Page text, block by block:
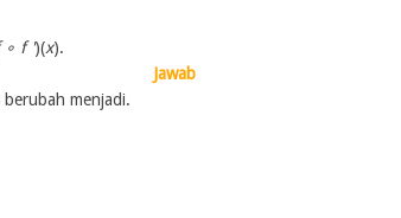
∘ f ' )(x).
Jawab
menjadi.